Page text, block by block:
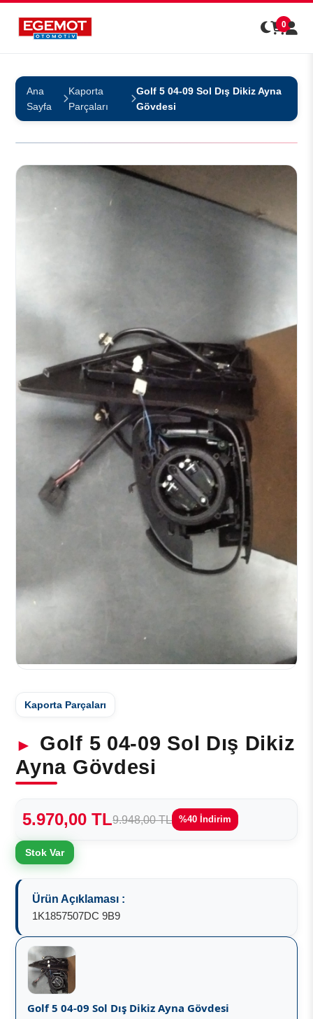
0
Ana
Sayfa
Kaporta
Parçaları
Golf 5 04-09 Sol Dış Dikiz Ayna
Gövdesi
Kaporta Parçaları
Golf 5 04-09 Sol Dış Dikiz
Ayna Gövdesi
5.970,00 TL9.948,00 TL %40 İndirim
Stok Var
Ürün Açıklaması :
1K1857507DC 9B9
Golf 5 04-09 Sol Dış Dikiz Ayna Gövdesi